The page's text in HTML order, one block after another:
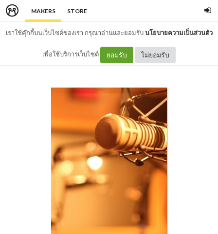
MAKERS STORE
เราใช้คุ๊กกี้บนเว็บไซต์ของเรา กรุณาอ่านและยอมรับนโยบายความเป็นส่วนตัว
เพื่อใช้บริการเว็บไซต์ ยอมรับ ไม่ยอมรับ